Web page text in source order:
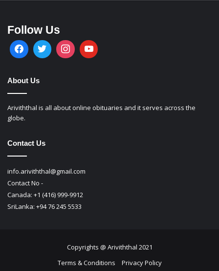
Follow Us
About Us
Ariviththal is all about online obituaries and it serves across the
globe.
Contact Us
info.ariviththal@gmail.com
Contact No -
Canada: +1 (416) 999-9912
SriLanka: +94 76 245 5533
Copyrights @ Ariviththal 2021
Terms & Conditions
Privacy Policy